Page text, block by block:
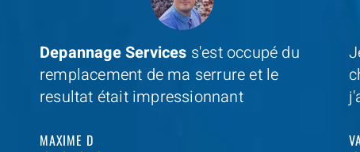
Je cherchais un professionel à coté de
chez moi et avecDepannage Services
j'ai trouvé et je n'ai pas été decu
VALERIE V